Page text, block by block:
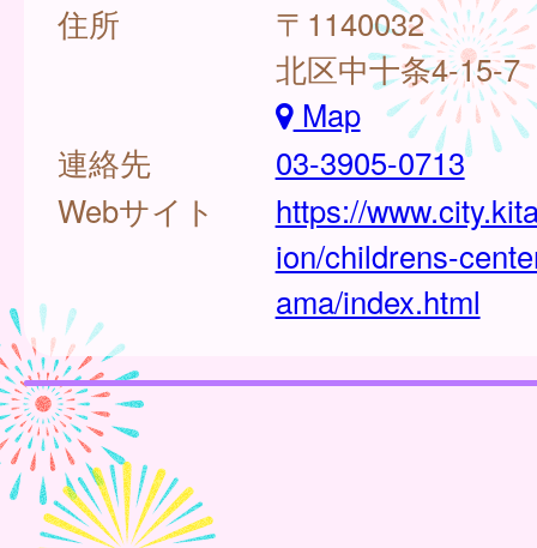
住所
〒1140032
北区中十条4-15-7
Map
連絡先
03-3905-0713
Webサイト
https://
ion/childrens-
ama/index.html